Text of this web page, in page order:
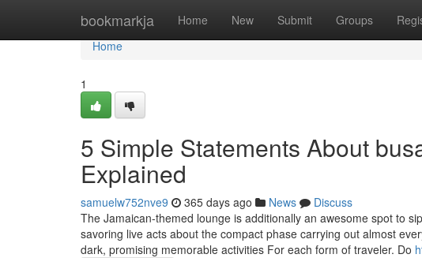
bookmarkja Home New Submit Groups
Home
Home
1
5 Simple Statements About
Explained
samuelw752nve9 365 days ago News
Discuss
The Jamaican-themed lounge is additionally an awesome spot to
savoring live acts about the compact phase carrying out almost
dark, promising memorable activities For each form of traveler. Do